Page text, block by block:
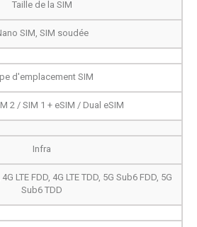
Taille de la SIM
SIM, SIM soudée
d'emplacement SIM
2 / SIM 1 + eSIM / Dual eSIM
Infra
LTE FDD, 4G LTE TDD, 5G Sub6 FDD, 5G
Sub6 TDD